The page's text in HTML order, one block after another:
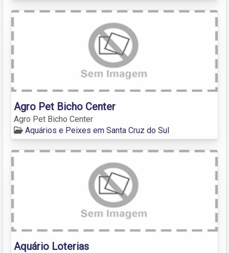
Agro Pet Bicho Center
Agro Pet Bicho Center
Aquários e Peixes em Santa Cruz do Sul
Aquário Loterias